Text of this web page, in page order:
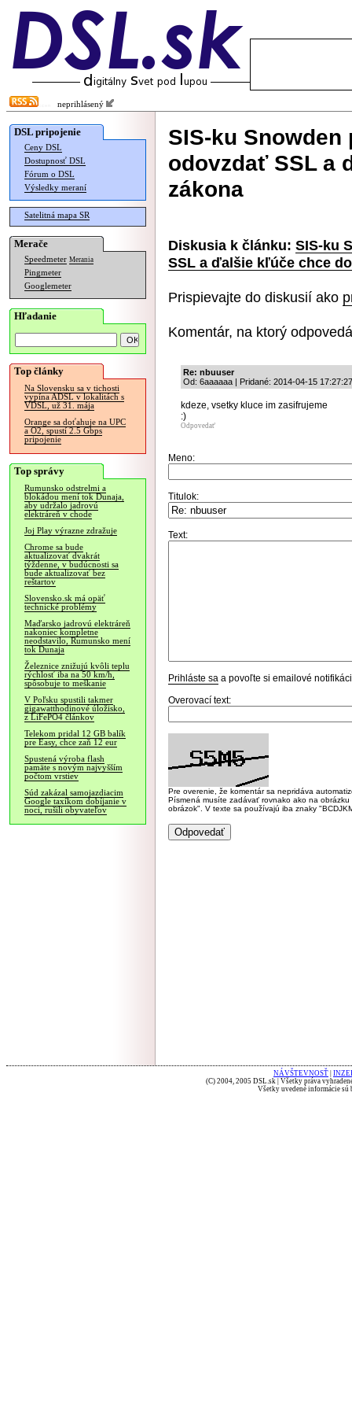
neprihlásený
DSL pripojenie
Ceny DSL
Dostupnosť DSL
Fórum o DSL
Výsledky meraní
Satelitná mapa SR
Merače
Speedmeter Merania
Pingmeter
Googlemeter
Hľadanie
Top články
Na Slovensku sa v tichosti
vypína ADSL v lokalitách s
VDSL, už 31. mája
Orange sa doťahuje na UPC
a O2, spustí 2.5 Gbps
pripojenie
Top správy
Rumunsko odstrelmi a
blokádou mení tok Dunaja,
aby udržalo jadrovú
elektráreň v chode
Joj Play výrazne zdražuje
Chrome sa bude
aktualizovať dvakrát
týždenne, v budúcnosti sa
bude aktualizovať bez
reštartov
Slovensko.sk má opäť
technické problémy
Maďarsko jadrovú elektráreň
nakoniec kompletne
neodstavilo, Rumunsko mení
tok Dunaja
Železnice znižujú kvôli teplu
rýchlosť iba na 50 km/h,
spôsobuje to meškanie
V Poľsku spustili takmer
gigawatthodinové úložisko,
z LiFePO4 článkov
Telekom pridal 12 GB balík
pre Easy, chce zaň 12 eur
Spustená výroba flash
pamäte s novým najvyšším
počtom vrstiev
Súd zakázal samojazdiacim
Google taxíkom dobíjanie v
noci, rušili obyvateľov
SIS-ku
odovzdať SSL a
zákona
Diskusia k článku: SIS-ku
SSL a ďalšie kľúče chce
Prispievajte do diskusií ako
Komentár, na ktorý
Re: nbuuser
Od: 6aaaaaa | Pridané: 2014-04-15 17:27:27
kdeze, vsetky kluce im zasifrujeme
:)
Odpovedať
Meno:
Titulok:
Text:
Prihláste sa a povoľte si emailové
Overovací text:
Pre overenie, že komentár sa nepridáva
Písmená musíte zadávať rovnako ako na
obrázok". V texte sa používajú iba znaky
NÁVŠTEVNOSŤ
(C) 2004, 2005 DSL.sk | Všetky práva
Všetky uvedené informácie sú